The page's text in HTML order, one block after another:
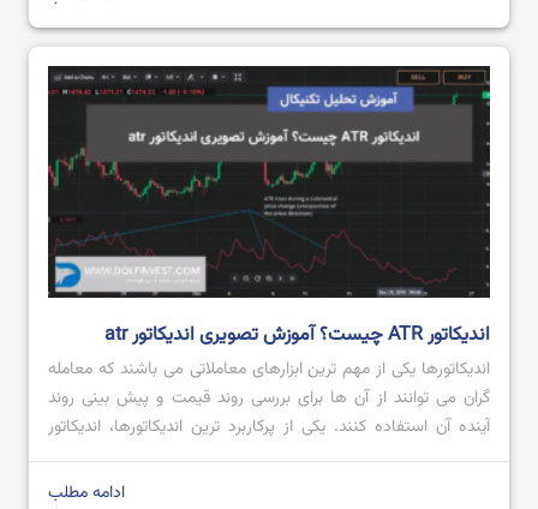
آموزش الگوهای هارمونیک پیشرفته
اندیکاتور ATR چیست؟ آموزش تصویری اندیکاتور atr
اندیکاتورها یکی از مهم ترین ابزارهای معاملاتی می باشند که معامله
گران می توانند از آن ها برای بررسی روند قیمت و پیش بینی روند
آینده آن استفاده کنند. یکی از پرکاربرد ترین اندیکاتورها، اندیکاتور
ATR است که محبوبیت بالایی میان معامله گران داشته و از آن
ادامه مطلب